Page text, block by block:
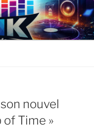
nouvel
Time »